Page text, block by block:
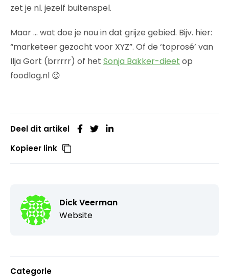
zet je nl. jezelf buitenspel.
Maar … wat doe je nou in dat grijze gebied. Bijv. hier:
“marketeer gezocht voor XYZ”. Of de ‘toprosé’ van
Ilja Gort (brrrrr) of het Sonja Bakker-dieet op
foodlog.nl 😉
Deel dit artikel
Kopieer link
Dick Veerman
Website
Categorie